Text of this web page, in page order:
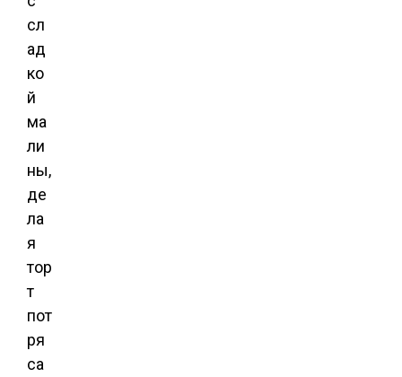
сл
ад
ко
й
ма
ли
ны,
де
ла
я
тор
т
пот
ря
са